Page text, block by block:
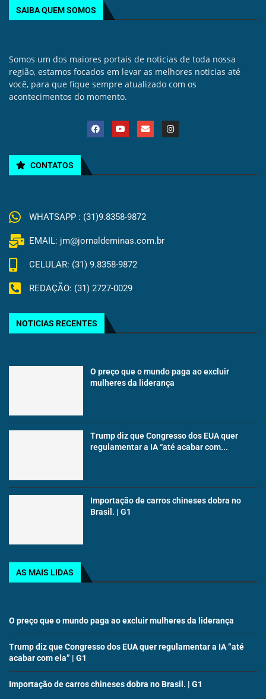
SAIBA QUEM SOMOS
Somos um dos maiores portais de noticias de toda nossa
região, estamos focados em levar as melhores noticias até
você, para que fique sempre atualizado com os
acontecimentos do momento.
CONTATOS
WHATSAPP : (31)9.8358-9872
EMAIL: jm@jornaldeminas.com.br
CELULAR: (31) 9.8358-9872
REDAÇÃO: (31) 2727-0029
NOTICIAS RECENTES
O preço que o mundo paga ao excluir
mulheres da liderança
Trump diz que Congresso dos EUA quer
regulamentar a IA “até acabar com...
Importação de carros chineses dobra no
Brasil. | G1
AS MAIS LIDAS
O preço que o mundo paga ao excluir mulheres da liderança
Trump diz que Congresso dos EUA quer regulamentar a IA “até
acabar com ela” | G1
Importação de carros chineses dobra no Brasil. | G1